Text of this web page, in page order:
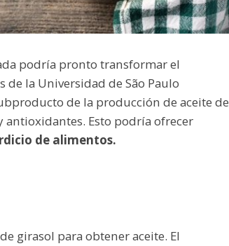
podría pronto transformar el
la Universidad de São Paulo
de la producción de aceite de
antioxidantes. Esto podría ofrecer
de alimentos.
girasol para obtener aceite. El